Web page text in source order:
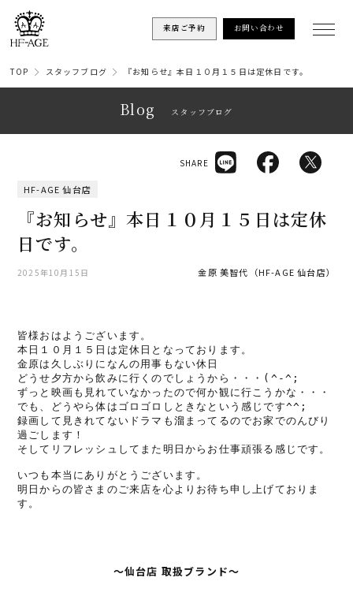
来店ご予約 お問い合わせ
TOP スタッフブログ 『お知らせ』本日１０月１５日は定休日です。
Blog スタッフブログ
HF-AGE 仙台店
『お知らせ』本日１０月１５日は定休
日です。
2025年10月15日 金原 美智代（HF-AGE 仙台店）
SHARE
皆様おはようございます。
本日１０月１５日は定休日となっております。
金原は久しぶりになんの用事もない休日
どうせ夕方から飲みに行くのでしょうから・・・(^-^;
ずっと映画も見れていなかったので何か観に行こうかな・・・
でも、どうやら体はゴロゴロしときなという感じです^^;
録画して見きれてないドラマも溜まってるのでお家でのんびり
過ごします！
そしてリフレッシュしてまた明日からお仕事頑張る感じです。
いつも本当にありがとうございます。
明日からの皆さまのご来店を心よりお待ち申し上げておりま
す。
〜仙台店 取扱ブランド〜